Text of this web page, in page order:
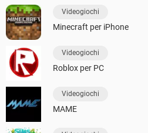
Videogiochi
Minecraft per iPhone
Videogiochi
Roblox per PC
Videogiochi
MAME